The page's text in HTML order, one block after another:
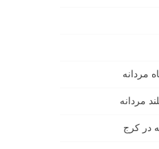
مردانه
مردانه
در کرج